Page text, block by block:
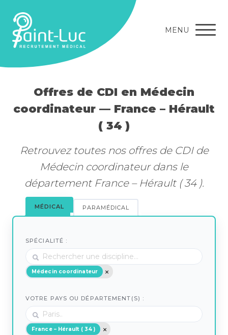
MENU
Offres de CDI en Médecin
coordinateur — France – Hérault
( 34 )
Retrouvez toutes nos offres de CDI de
Médecin coordinateur dans le
département France – Hérault ( 34 ).
MÉDICAL PARAMÉDICAL
SPÉCIALITÉ :
Médecin coordinateur
VOTRE PAYS OU DÉPARTEMENT(S) :
France – Hérault ( 34 )